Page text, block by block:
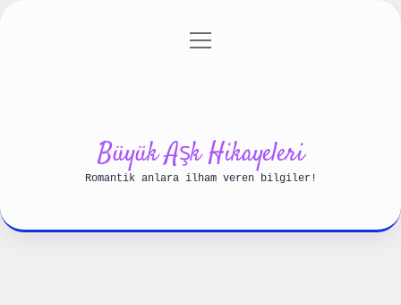
Gizlilik Politikası
menüyü
Büyük Aşk Hikayeleri
Romantik anlara ilham veren bilgiler!